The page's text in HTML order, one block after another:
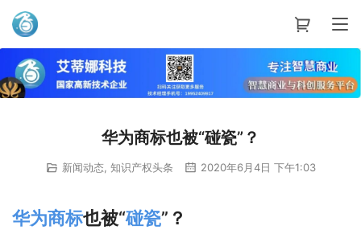
艾蒂娜科技
华为商标也被“碰瓷”？
新闻动态, 知识产权头条 2020年6月4日 下午1:03
华为商标也被“碰瓷”？